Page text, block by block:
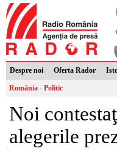
Despre noi Oferta Rador
România - Politic
Noi
alegerile